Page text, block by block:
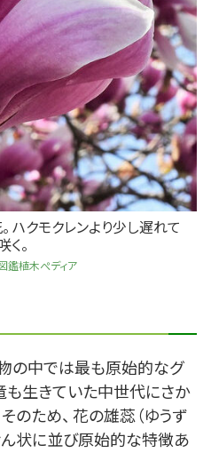
ハクモクレンより少し遅れて
く。
鑑植木ぺディア
の中では最も原始的なグ
も生きていた中世代にさか
のため、 花の雄蕊（ゆうず
ん状に並び原始的な特徴あ